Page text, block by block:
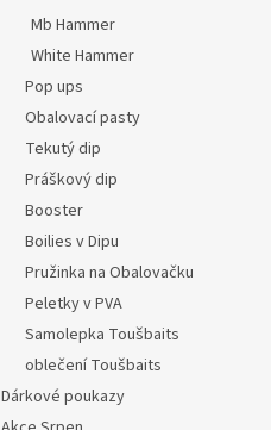
Mb Hammer
White Hammer
Pop ups
Obalovací pasty
Tekutý dip
Práškový dip
Booster
Boilies v Dipu
Pružinka na Obalovačku
Peletky v PVA
Samolepka Toušbaits
oblečení Toušbaits
Dárkové poukazy